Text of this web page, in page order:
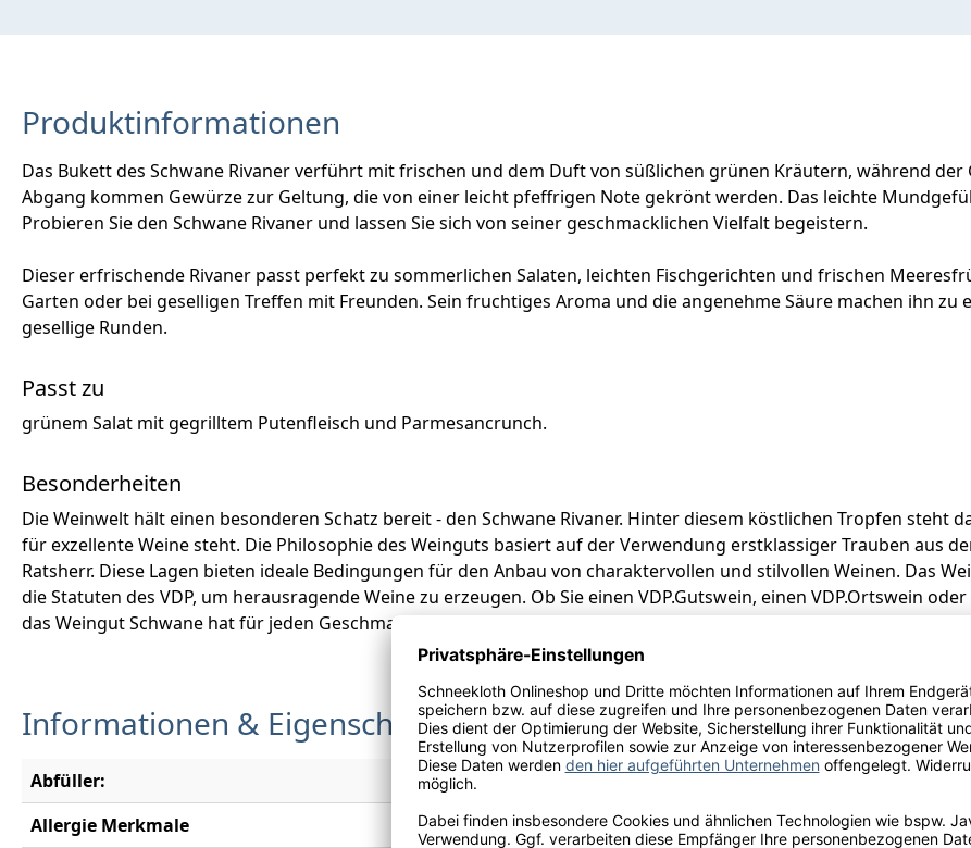
Produktinformationen
Das Bukett des Schwane Rivaner verführt mit frischen und dem Duft von süßlichen grünen Kräutern, während
Abgang kommen Gewürze zur Geltung, die von einer leicht pfeffrigen Note gekrönt werden. Das leichte
Probieren Sie den Schwane Rivaner und lassen Sie sich von seiner geschmacklichen Vielfalt begeistern.
Dieser erfrischende Rivaner passt perfekt zu sommerlichen Salaten, leichten Fischgerichten und frischen
Garten oder bei geselligen Treffen mit Freunden. Sein fruchtiges Aroma und die angenehme Säure machen ihn
gesellige Runden.
Passt zu
grünem Salat mit gegrilltem Putenfleisch und Parmesancrunch.
Besonderheiten
Die Weinwelt hält einen besonderen Schatz bereit - den Schwane Rivaner. Hinter diesem köstlichen Tropfen steht
für exzellente Weine steht. Die Philosophie des Weinguts basiert auf der Verwendung erstklassiger Trauben aus
Ratsherr. Diese Lagen bieten ideale Bedingungen für den Anbau von charaktervollen und stilvollen Weinen. Das
die Statuten des VDP, um herausragende Weine zu erzeugen. Ob Sie einen VDP.Gutswein, einen VDP.Ortswein
das Weingut Schwane hat für jeden Geschmack und jede Stimmung den passenden Wein.
Informationen & Eigenschaften
Abfüller:
Weingut zur Schwane, Erlachhof 7, D-97332 Volkach
Allergie Merkmale
Enthält Sulfite